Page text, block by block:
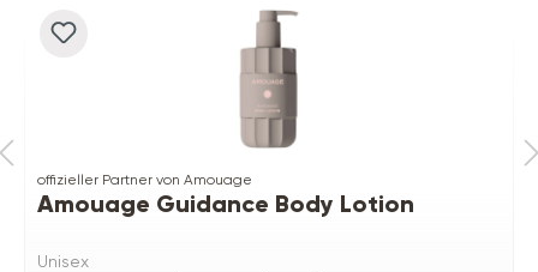
offizieller Partner von Amouage
Amouage Guidance Body Lotion
Unisex